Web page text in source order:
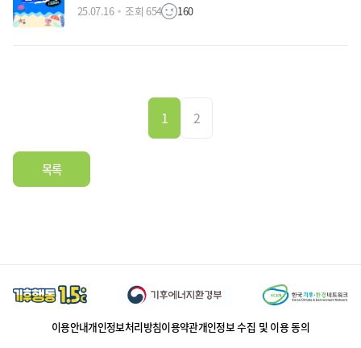
25.07.16 조회 654 160
1 2
목록
이용안내개인정보처리방침이용약관개인정보 수집 및 이용 동의